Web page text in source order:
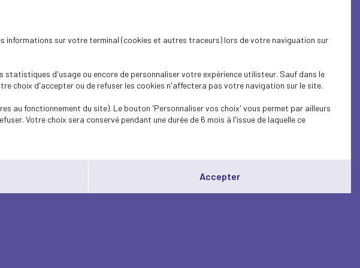
informations sur votre terminal (cookies et autres traceurs) lors de votre naviguation sur
d'usage ou encore de personnaliser votre expérience utilisteur. Sauf dans le
choix d'accepter ou de refuser les cookies n'affectera pas votre navigation sur le site.
au fonctionnement du site). Le bouton 'Personnaliser vos choix' vous permet par ailleurs
Votre choix sera conservé pendant une durée de 6 mois à l'issue de laquelle ce
Accepter